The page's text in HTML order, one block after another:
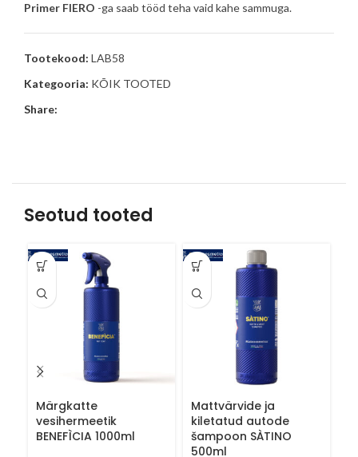
Primer FIERO -ga saab tööd teha vaid kahe sammuga.
Tootekood: LAB58
Kategooria: KÕIK TOOTED
Share:
Seotud tooted
Märgkatte
vesihermeetik
BENEFÌCIA 1000ml
Mattvärvide ja
kiletatud autode
šampoon SÀTINO
500ml